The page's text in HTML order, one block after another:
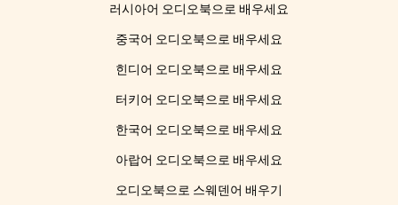
러시아어 오디오북으로 배우세요
중국어 오디오북으로 배우세요
힌디어 오디오북으로 배우세요
터키어 오디오북으로 배우세요
한국어 오디오북으로 배우세요
아랍어 오디오북으로 배우세요
오디오북으로 스웨덴어 배우기